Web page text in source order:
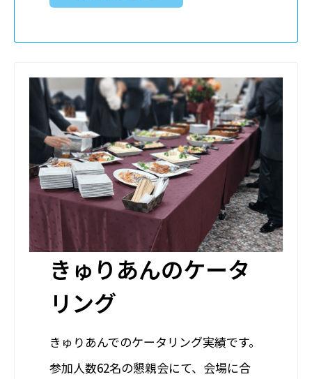
きゅりあんのケータ
リング
きゅりあんでのケータリング実績です。
参加人数62名の懇親会にて、会場に合